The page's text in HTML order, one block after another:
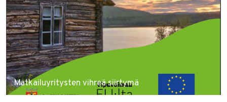
Matkailuyritysten vihreä siirtymä